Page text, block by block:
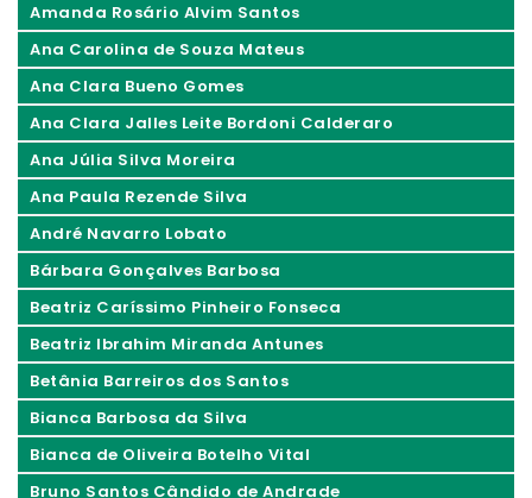
Amanda Rosário Alvim Santos
Ana Carolina de Souza Mateus
Ana Clara Bueno Gomes
Ana Clara Jalles Leite Bordoni Calderaro
Ana Júlia Silva Moreira
Ana Paula Rezende Silva
André Navarro Lobato
Bárbara Gonçalves Barbosa
Beatriz Caríssimo Pinheiro Fonseca
Beatriz Ibrahim Miranda Antunes
Betânia Barreiros dos Santos
Bianca Barbosa da Silva
Bianca de Oliveira Botelho Vital
Bruno Santos Cândido de Andrade